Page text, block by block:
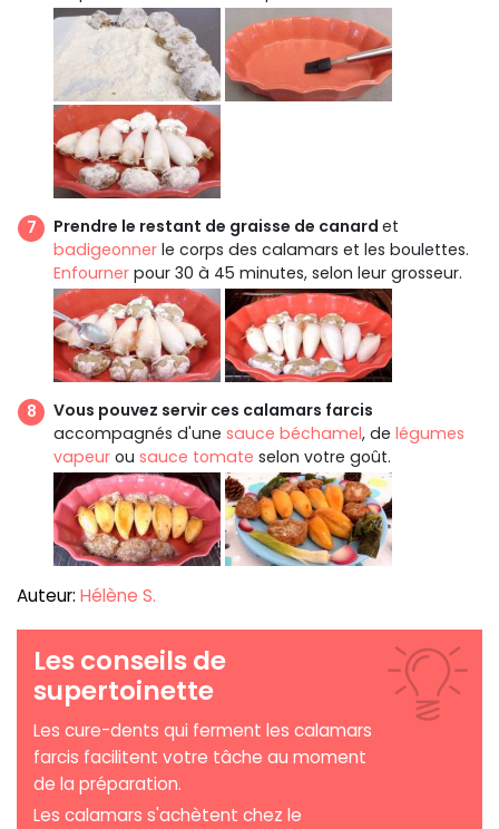
Prendre le restant de graisse de canard et
badigeonner le corps des calamars et les boulettes.
Enfourner pour 30 à 45 minutes, selon leur grosseur.
Vous pouvez servir ces calamars farcis
accompagnés d'une sauce béchamel, de légumes
vapeur ou sauce tomate selon votre goût.
Auteur: Hélène S.
Les conseils de
supertoinette
Les cure-dents qui ferment les calamars
farcis facilitent votre tâche au moment
de la préparation.
Les calamars s'achètent chez le